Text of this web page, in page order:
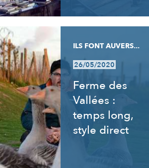
ILS FONT AUVERS...
26/05/2020
Ferme des
Vallées :
temps long,
style direct